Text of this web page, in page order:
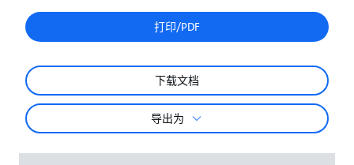
打印/PDF
下载文档
导出为